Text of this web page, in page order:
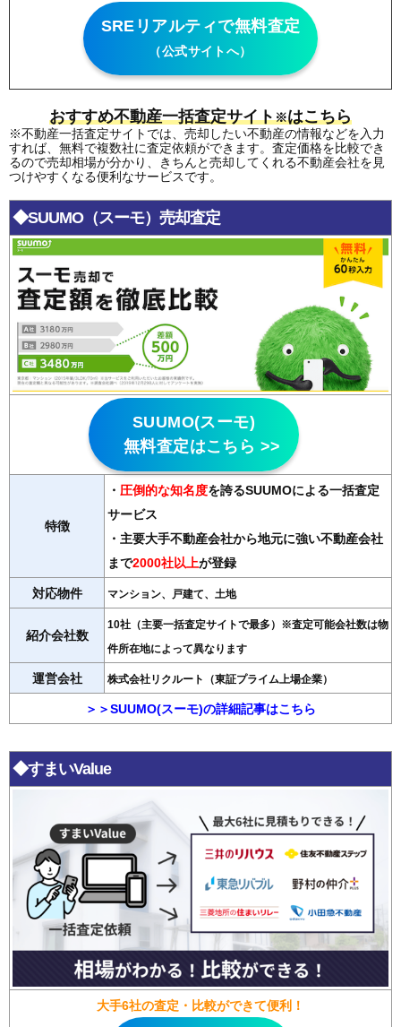
SREリアルティで無料査定
（公式サイトへ）
おすすめ不動産一括査定サイト※はこちら
※不動産一括査定サイトでは、売却したい不動産の情報などを入力
すれば、無料で複数社に査定依頼ができます。査定価格を比較でき
るので売却相場が分かり、きちんと売却してくれる不動産会社を見
つけやすくなる便利なサービスです。
◆SUUMO（スーモ）売却査定
SUUMO(スーモ)
無料査定はこちら >>
特徴
・ 圧倒的な知名度を誇るSUUMOによる一括査定
サービス
・主要大手不動産会社から地元に強い不動産会社
まで2000社以上が登録
対応物件 マンション、戸建て、土地
紹介会社数
10社（主要一括査定サイトで最多）※査定可能会社数は物
件所在地によって異なります
運営会社 株式会社リクルート（東証プライム上場企業）
＞＞SUUMO(スーモ)の詳細記事はこちら
◆すまいValue
大手6社の査定・比較ができて便利！